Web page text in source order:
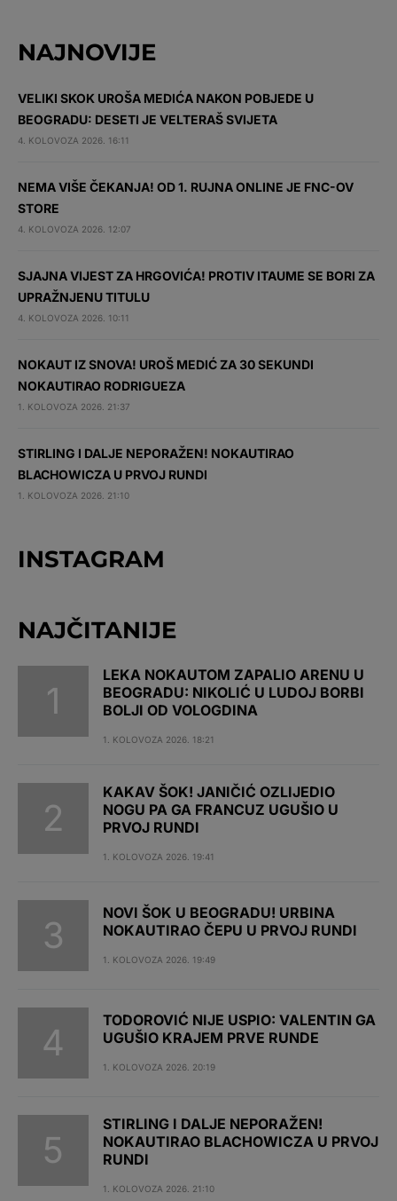
NAJNOVIJE
VELIKI SKOK UROŠA MEDIĆA NAKON POBJEDE U
BEOGRADU: DESETI JE VELTERAŠ SVIJETA
4. KOLOVOZA 2026. 16:11
NEMA VIŠE ČEKANJA! OD 1. RUJNA ONLINE JE FNC-OV
STORE
4. KOLOVOZA 2026. 12:07
SJAJNA VIJEST ZA HRGOVIĆA! PROTIV ITAUME SE BORI ZA
UPRAŽNJENU TITULU
4. KOLOVOZA 2026. 10:11
NOKAUT IZ SNOVA! UROŠ MEDIĆ ZA 30 SEKUNDI
NOKAUTIRAO RODRIGUEZA
1. KOLOVOZA 2026. 21:37
STIRLING I DALJE NEPORAŽEN! NOKAUTIRAO
BLACHOWICZA U PRVOJ RUNDI
1. KOLOVOZA 2026. 21:10
INSTAGRAM
NAJČITANIJE
LEKA NOKAUTOM ZAPALIO ARENU U
BEOGRADU: NIKOLIĆ U LUDOJ BORBI
BOLJI OD VOLOGDINA
1. KOLOVOZA 2026. 18:21
KAKAV ŠOK! JANIČIĆ OZLIJEDIO
NOGU PA GA FRANCUZ UGUŠIO U
PRVOJ RUNDI
1. KOLOVOZA 2026. 19:41
NOVI ŠOK U BEOGRADU! URBINA
NOKAUTIRAO ČEPU U PRVOJ RUNDI
1. KOLOVOZA 2026. 19:49
TODOROVIĆ NIJE USPIO: VALENTIN GA
UGUŠIO KRAJEM PRVE RUNDE
1. KOLOVOZA 2026. 20:19
STIRLING I DALJE NEPORAŽEN!
NOKAUTIRAO BLACHOWICZA U PRVOJ
RUNDI
1. KOLOVOZA 2026. 21:10